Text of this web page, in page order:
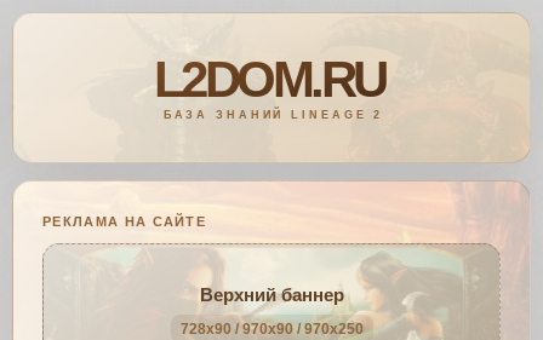
РЕКЛАМА НА САЙТЕ
Верхний баннер
728x90 / 970x90 / 970x250